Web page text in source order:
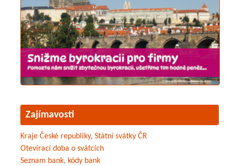
Zajímavosti
Kraje České republiky, Státní svátky ČR
Otevírací doba o svátcích
Seznam bank, kódy bank